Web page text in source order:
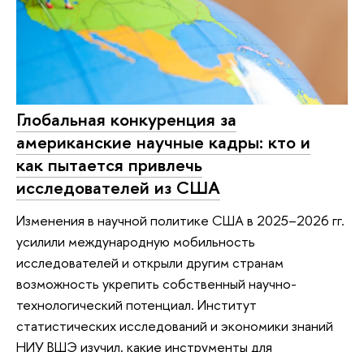
Глобальная конкуренция за
американские научные кадры: кто и
как пытается привлечь
исследователей из США
Изменения в научной политике США в 2025–2026 гг.
усилили международную мобильность
исследователей и открыли другим странам
возможность укрепить собственный научно-
технологический потенциал. Институт
статистических исследований и экономики знаний
НИУ ВШЭ изучил, какие инструменты для